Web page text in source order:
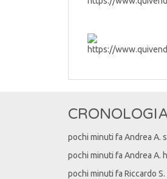
pochi minuti fa Andrea A.
pochi minuti fa Andrea A.
pochi minuti fa Riccardo S